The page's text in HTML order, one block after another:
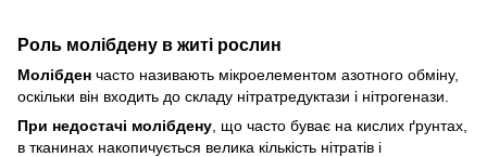
Роль молібдену в житі рослин
Молібден часто називають мікроелементом азотного обміну,
оскільки він входить до складу нітратредуктази і нітрогенази.
При недостачі молібдену , що часто буває на кислих ґрунтах,
в тканинах накопичується велика кількість нітратів і